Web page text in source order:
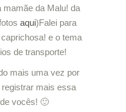
mamãe da Malu! da
aqui)Falei para
e o tema
de transporte!
mais uma vez por
mais essa
vocês! 🙂